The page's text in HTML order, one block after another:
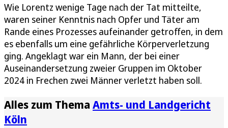
Wie Lorentz wenige Tage nach der Tat mitteilte,
waren seiner Kenntnis nach Opfer und Täter am
Rande eines Prozesses aufeinander getroffen, in dem
es ebenfalls um eine gefährliche Körperverletzung
ging. Angeklagt war ein Mann, der bei einer
Auseinandersetzung zweier Gruppen im Oktober
2024 in Frechen zwei Männer verletzt haben soll.
Alles zum Thema Amts- und Landgericht
Köln